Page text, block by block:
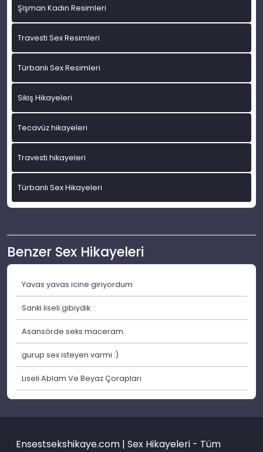
Şişman Kadın Resimleri
Travesti Sex Resimleri
Türbanlı Sex Resimleri
Sikiş Hikayeleri
Tecavüz hikayeleri
Travesti hikayeleri
Türbanlı Sex Hikayeleri
Benzer Sex Hikayeleri
Yavas yavas icine giriyordum
Sanki liseli gibiydik
Asansörde seks maceram
gurup sex isteyen varmi :)
Liseli Ablam Ve Beyaz Çorapları
Ensestsekshikaye.com | Sex Hikayeleri - Tüm